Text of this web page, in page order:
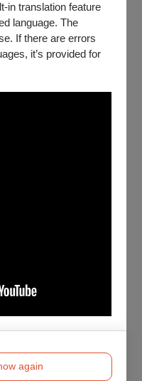
in translation feature
language. The
If there are errors
it’s provided for
again
製造有生命的故事。
言之隱》《莊子兵法》
》《一夜新娘》《明晚，
那位果陀》《再見歌廳
場版《暫時停止青春》
鬧了！》
惡女》《十二生肖貓來
index.aspx